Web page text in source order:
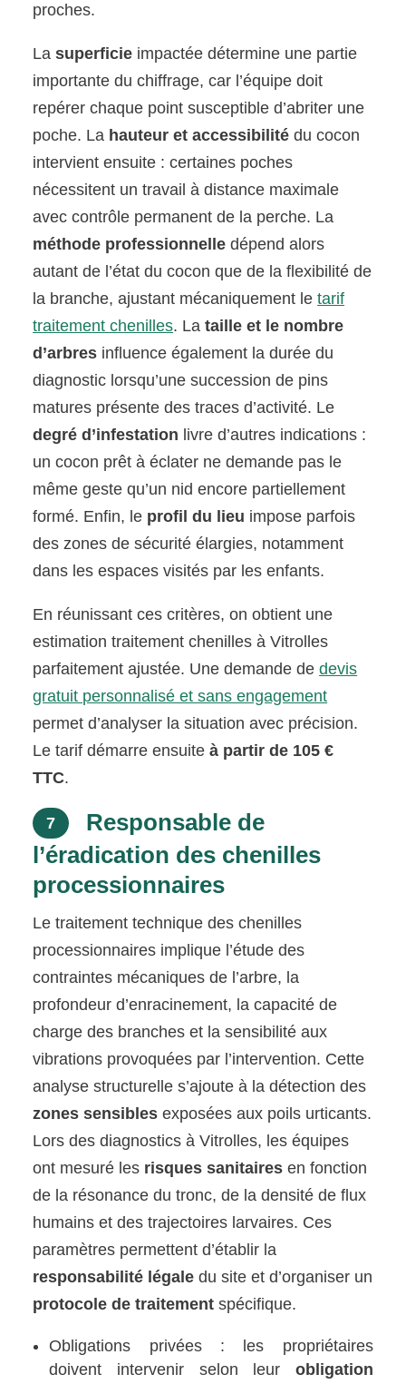
proches.
Lasuperficie impactée détermine une partie
importante du chiffrage, car l’équipe doit
repérer chaque point susceptible d’abriter une
poche. La hauteur et accessibilité du cocon
intervient ensuite : certaines poches
nécessitent un travail à distance maximale
avec contrôle permanent de la perche. La
méthode professionnelle dépend alors
autant de l’état du cocon que de la flexibilité de
la branche, ajustant mécaniquement letarif
traitement chenilles. Lataille et le nombre
d’arbres influence également la durée du
diagnostic lorsqu’une succession de pins
matures présente des traces d’activité. Le
degré d’infestation livre d’autres indications :
un cocon prêt à éclater ne demande pas le
même geste qu’un nid encore partiellement
formé. Enfin, le profil du lieu impose parfois
des zones de sécurité élargies, notamment
dans les espaces visités par les enfants.
En réunissant ces critères, on obtient une
estimation traitement chenilles à Vitrolles
parfaitement ajustée. Une demande dedevis
gratuit personnalisé et sans engagement
permet d’analyser la situation avec précision.
Le tarif démarre ensuiteà partir de 105 €
TTC.
7
Responsable de
l’éradication des chenilles
processionnaires
Le traitement technique des chenilles
processionnaires implique l’étude des
contraintes mécaniques de l’arbre, la
profondeur d’enracinement, la capacité de
charge des branches et la sensibilité aux
vibrations provoquées par l’intervention. Cette
analyse structurelle s’ajoute à la détection des
zones sensibles exposées aux poils urticants.
Lors des diagnostics à Vitrolles, les équipes
ont mesuré les risques sanitaires en fonction
de la résonance du tronc, de la densité de flux
humains et des trajectoires larvaires. Ces
paramètres permettent d’établir la
responsabilité légale du site et d’organiser un
protocole de traitement spécifique.
Obligations privées : les propriétaires
doivent intervenir selon leur obligation